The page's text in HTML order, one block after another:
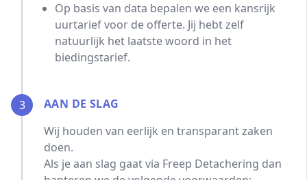
Op basis van data bepalen we een kansrijk
uurtarief voor de offerte. Jij hebt zelf
natuurlijk het laatste woord in het
biedingstarief.
3
AAN DE SLAG
Wij houden van eerlijk en transparant zaken
doen.
Als je aan slag gaat via Freep Detachering dan